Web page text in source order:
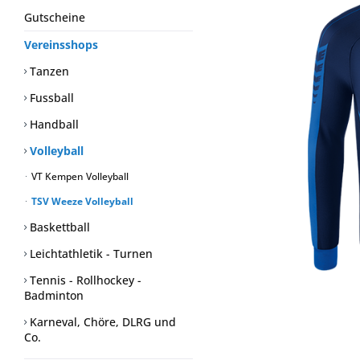
Gutscheine
Vereinsshops
Tanzen
Fussball
Handball
Volleyball
VT Kempen Volleyball
TSV Weeze Volleyball
Baskettball
Leichtathletik - Turnen
Tennis - Rollhockey -
Badminton
Karneval, Chöre, DLRG und
Co.